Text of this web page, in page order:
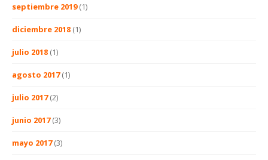
septiembre 2019(1)
diciembre 2018 (1)
julio 2018 (1)
agosto 2017(1)
julio 2017(2)
junio 2017(3)
mayo 2017(3)